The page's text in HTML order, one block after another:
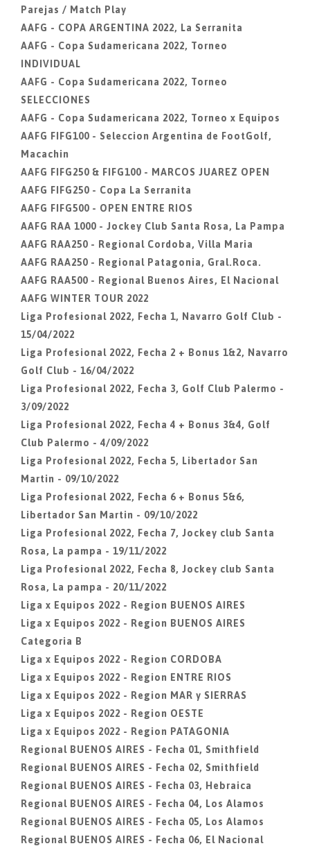
Parejas / Match Play
AAFG - COPA ARGENTINA 2022, La Serranita
AAFG - Copa Sudamericana 2022, Torneo
INDIVIDUAL
AAFG - Copa Sudamericana 2022, Torneo
SELECCIONES
AAFG - Copa Sudamericana 2022, Torneo x Equipos
AAFG FIFG100 - Seleccion Argentina de FootGolf,
Macachin
AAFG FIFG250 & FIFG100 - MARCOS JUAREZ OPEN
AAFG FIFG250 - Copa La Serranita
AAFG FIFG500 - OPEN ENTRE RIOS
AAFG RAA 1000 - Jockey Club Santa Rosa, La Pampa
AAFG RAA250 - Regional Cordoba, Villa Maria
AAFG RAA250 - Regional Patagonia, Gral.Roca.
AAFG RAA500 - Regional Buenos Aires, El Nacional
AAFG WINTER TOUR 2022
Liga Profesional 2022, Fecha 1, Navarro Golf Club -
15/04/2022
Liga Profesional 2022, Fecha 2 + Bonus 1&2, Navarro
Golf Club - 16/04/2022
Liga Profesional 2022, Fecha 3, Golf Club Palermo -
3/09/2022
Liga Profesional 2022, Fecha 4 + Bonus 3&4, Golf
Club Palermo - 4/09/2022
Liga Profesional 2022, Fecha 5, Libertador San
Martin - 09/10/2022
Liga Profesional 2022, Fecha 6 + Bonus 5&6,
Libertador San Martin - 09/10/2022
Liga Profesional 2022, Fecha 7, Jockey club Santa
Rosa, La pampa - 19/11/2022
Liga Profesional 2022, Fecha 8, Jockey club Santa
Rosa, La pampa - 20/11/2022
Liga x Equipos 2022 - Region BUENOS AIRES
Liga x Equipos 2022 - Region BUENOS AIRES
Categoria B
Liga x Equipos 2022 - Region CORDOBA
Liga x Equipos 2022 - Region ENTRE RIOS
Liga x Equipos 2022 - Region MAR y SIERRAS
Liga x Equipos 2022 - Region OESTE
Liga x Equipos 2022 - Region PATAGONIA
Regional BUENOS AIRES - Fecha 01, Smithfield
Regional BUENOS AIRES - Fecha 02, Smithfield
Regional BUENOS AIRES - Fecha 03, Hebraica
Regional BUENOS AIRES - Fecha 04, Los Alamos
Regional BUENOS AIRES - Fecha 05, Los Alamos
Regional BUENOS AIRES - Fecha 06, El Nacional